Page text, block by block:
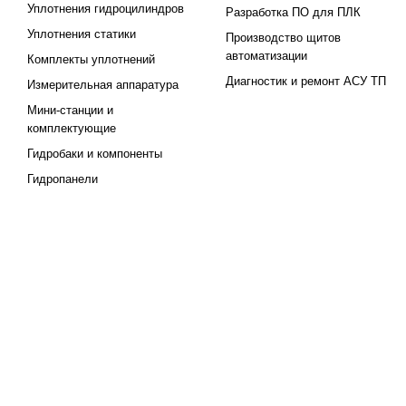
Уплотнения гидроцилиндров
Уплотнения статики
Комплекты уплотнений
Измерительная аппаратура
Мини-станции и
комплектующие
Гидробаки и компоненты
Гидропанели
Разработка ПО для ПЛК
Производство щитов
автоматизации
Диагностик и ремонт АСУ ТП